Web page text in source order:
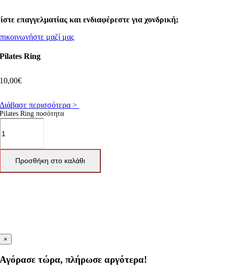
επαγγελματίας και ενδιαφέρεστε για χονδρική;
μαζί μας
Pilates Ring
10,00€
Διάβασε περισσότερα >
Pilates Ring ποσότητα
Προσθήκη στο καλάθι
×
Αγόρασε τώρα, πλήρωσε αργότερα!